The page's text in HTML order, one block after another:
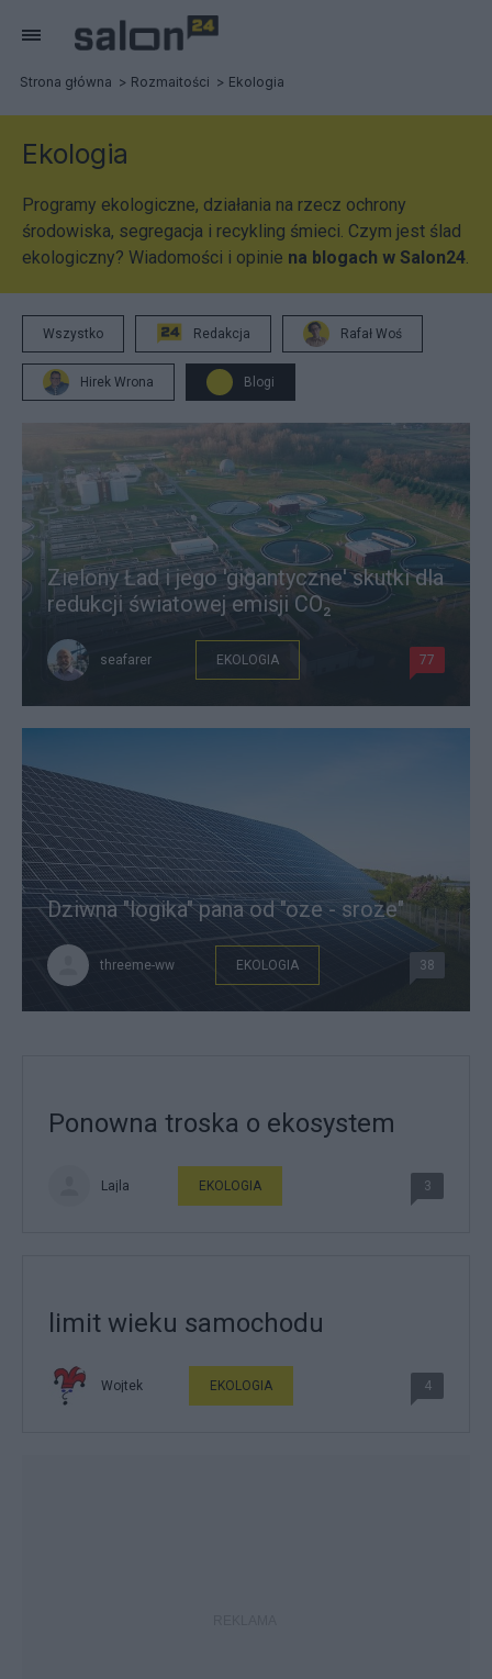
Strona główna Rozmaitości Ekologia
Ekologia
Programy ekologiczne, działania na rzecz ochrony
środowiska, segregacja i recykling śmieci. Czym jest ślad
ekologiczny? Wiadomości i opinie na blogach w Salon24.
Wszystko Redakcja Rafał Woś
Hirek Wrona Blogi
Zielony Ład i jego 'gigantyczne' skutki dla
redukcji światowej emisji CO₂
seafarer EKOLOGIA 77
Dziwna "logika" pana od "oze - sroze"
threeme-ww EKOLOGIA 38
Ponowna troska o ekosystem
Lajla EKOLOGIA 3
limit wieku samochodu
Wojtek EKOLOGIA 4